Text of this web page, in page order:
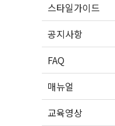
스타일가이드
공지사항
FAQ
매뉴얼
교육영상